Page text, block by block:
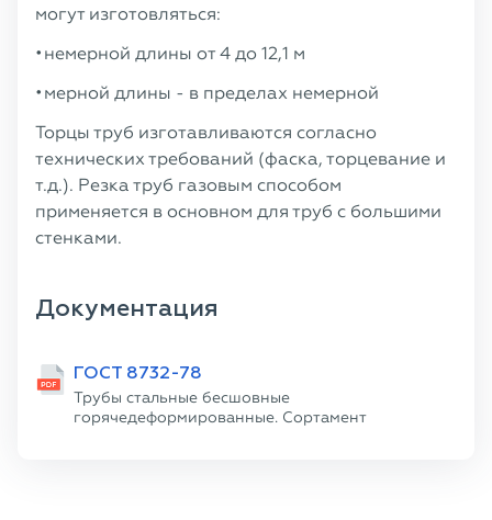
могут изготовляться:
немерной длины от 4 до 12,1 м
мерной длины - в пределах немерной
Торцы труб изготавливаются согласно
технических требований (фаска, торцевание и
т.д.). Резка труб газовым способом
применяется в основном для труб с большими
стенками.
Документация
ГОСТ 8732-78
Трубы стальные бесшовные
горячедеформированные. Сортамент